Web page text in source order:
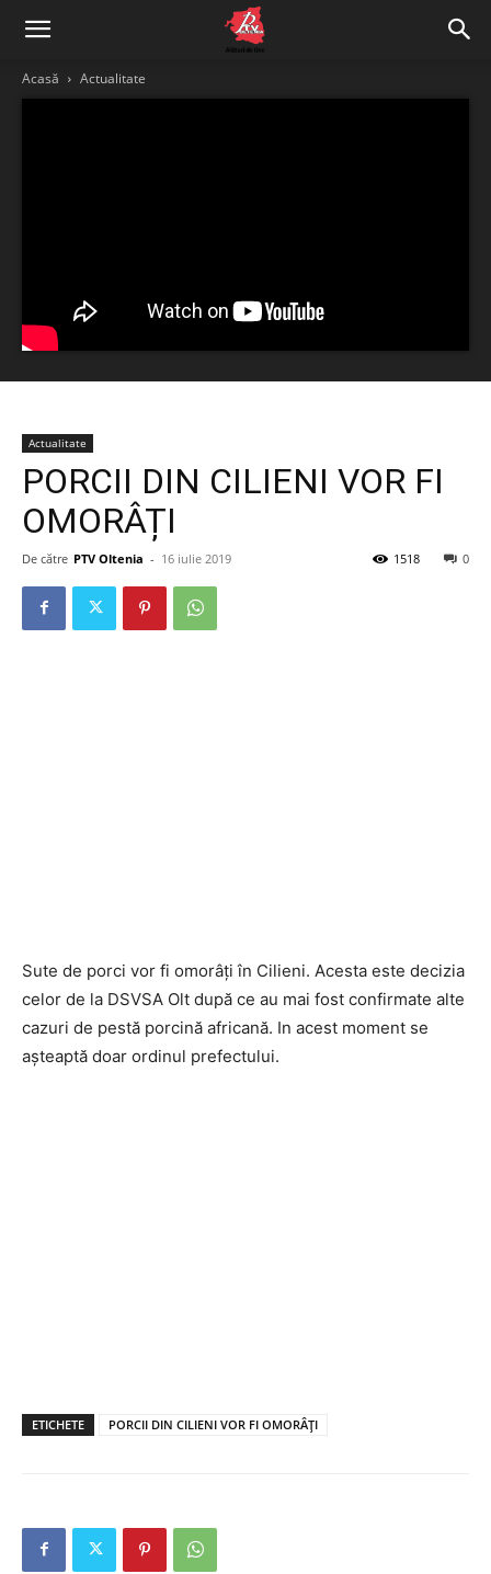
Acasă Actualitate
Actualitate
PORCII DIN CILIENI VOR FI
OMORÂȚI
De către PTV Oltenia - 16 iulie 2019 0
1518
Sute de porci vor fi omorâți în Cilieni. Acesta este decizia
celor de la DSVSA Olt după ce au mai fost confirmate alte
cazuri de pestă porcină africană. In acest moment se
așteaptă doar ordinul prefectului.
ETICHETE PORCII DIN CILIENI VOR FI OMORÂȚI